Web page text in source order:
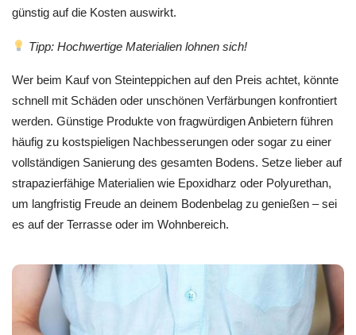
günstig auf die Kosten auswirkt.
Tipp: Hochwertige Materialien lohnen sich!
Wer beim Kauf von Steinteppichen auf den Preis achtet, könnte
schnell mit Schäden oder unschönen Verfärbungen konfrontiert
werden. Günstige Produkte von fragwürdigen Anbietern führen
häufig zu kostspieligen Nachbesserungen oder sogar zu einer
vollständigen Sanierung des gesamten Bodens. Setze lieber auf
strapazierfähige Materialien wie Epoxidharz oder Polyurethan,
um langfristig Freude an deinem Bodenbelag zu genießen – sei
es auf der Terrasse oder im Wohnbereich.